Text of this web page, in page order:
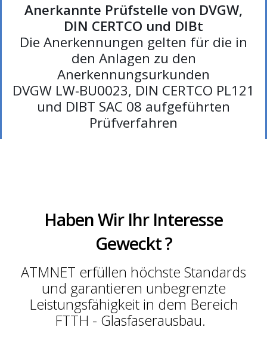
Anerkannte Prüfstelle von DVGW,
DIN CERTCO und DIBt
Die Anerkennungen gelten für die in
den Anlagen zu den
Anerkennungsurkunden
DVGW LW-BU0023, DIN CERTCO PL121
und DIBT SAC 08 aufgeführten
Prüfverfahren
Haben Wir Ihr Interesse
Geweckt ?
ATMNET erfüllen höchste Standards
und garantieren unbegrenzte
Leistungsfähigkeit in dem Bereich
FTTH - Glasfaserausbau.